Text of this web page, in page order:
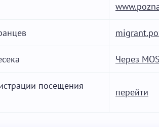
Через MOS
посещения
перейти